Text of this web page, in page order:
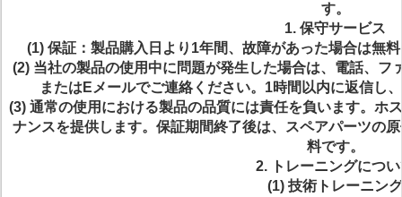
す。
1. 保守サービス
(1) 保証：製品購入日より1年間、故障があった場合は無
(2) 当社の製品の使用中に問題が発生した場合は、電話、
またはEメールでご連絡ください。1時間以内に返信し
(3) 通常の使用における製品の品質には責任を負います。ホ
ナンスを提供します。保証期間終了後は、スペアパーツの
料です。
2. トレーニングにつ
(1) 技術トレーニング